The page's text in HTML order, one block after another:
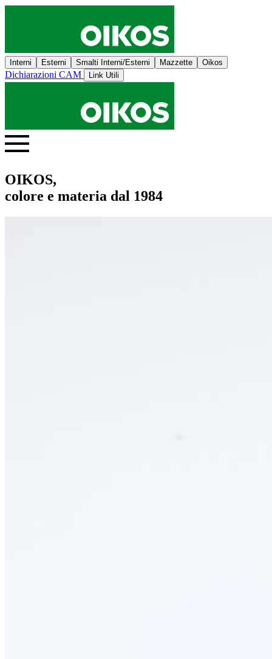
Interni Esterni Smalti Interni/Esterni Mazzette Oikos
Dichiarazioni CAM Link Utili
OIKOS,
colore e materia dal 1984